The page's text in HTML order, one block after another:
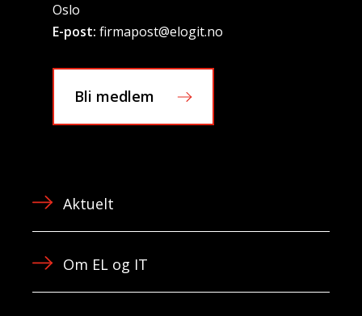
Oslo
E-post: firmapost@elogit.no
Bli medlem
Aktuelt
Om EL og IT